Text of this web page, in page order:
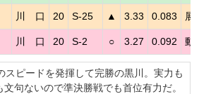
川 口 20 S-25 ▲ 3.33 0.083 展
川 口 20 S-2 ○ 3.27 0.092 動
スピードを発揮して完勝の黒川。実力も
句ないので準決勝戦でも首位有力だ。